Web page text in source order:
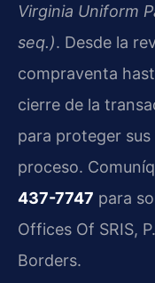
Virginia Uniform
seq.). Desde la
compraventa
cierre de la
para proteger
proceso.
437-7747 para
Offices Of SRIS,
Borders.